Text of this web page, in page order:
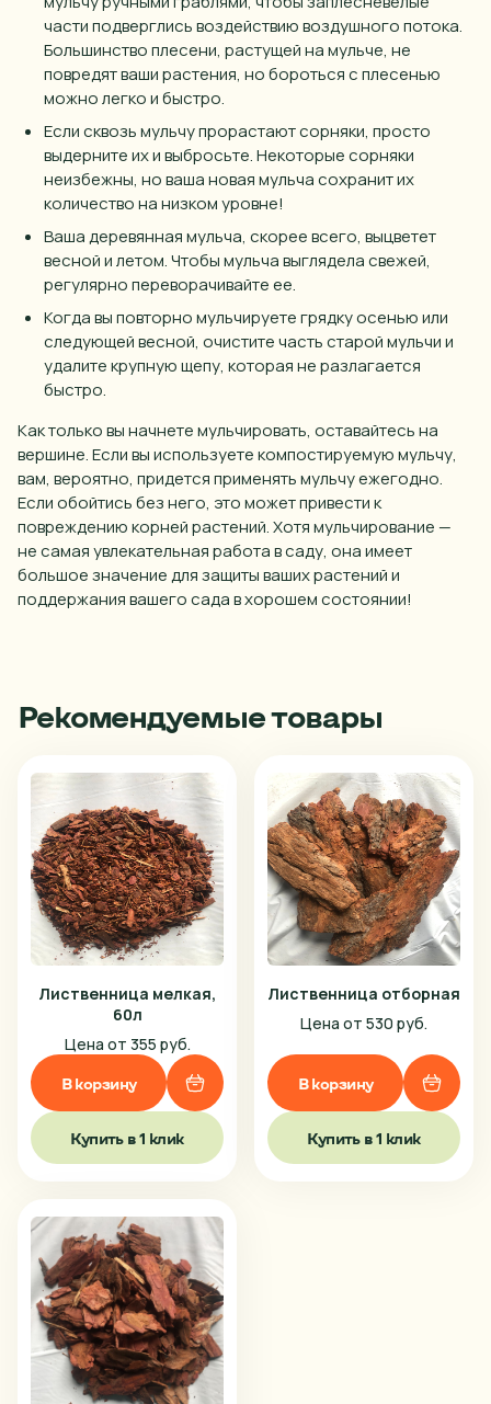
части подверглись воздействию воздушного потока.
Большинство плесени, растущей на мульче, не
повредят ваширастения, но бороться с плесенью
можнолегкои быстро.
Если сквозь мульчу прорастают сорняки, просто
выдерните их и выбросьте. Некоторые сорняки
неизбежны, но ваша новая мульча сохранит их
количество на низком уровне!
Ваша деревянная мульча, скорее всего, выцветет
веснойилетом. Чтобы мульча выглядела свежей,
регулярно переворачивайте ее.
Когда вы повторно мульчируете грядкуосеньюили
следующейвесной, очистите часть старой мульчи и
удалите крупную щепу, которая не разлагается
быстро.
Как только вы начнете мульчировать, оставайтесь на
вершине. Если вы используете компостируемую мульчу,
вам, вероятно, придется применять мульчу ежегодно.
Если обойтись без него, это может привести к
повреждению корней растений. Хотя мульчирование —
не самая увлекательная работа в саду, она имеет
большое значение для защиты ваших растений и
поддержания вашего сада в хорошем состоянии!
Рекомендуемые товары
Лиственница мелкая,
60л
Цена от 355 руб.
В корзину
Купить в 1 клик
Лиственница отборная
Цена от 530 руб.
В корзину
Купить в 1 клик
Ваш город
Выберите
Анапа